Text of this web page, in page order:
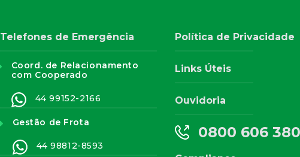
Telefones de Emergência
Coord. de Relacionamento
com Cooperado
44 99152-2166
Gestão de Frota
44 98812-8593
Política de Privacidade
Links Úteis
Ouvidoria
0800 606